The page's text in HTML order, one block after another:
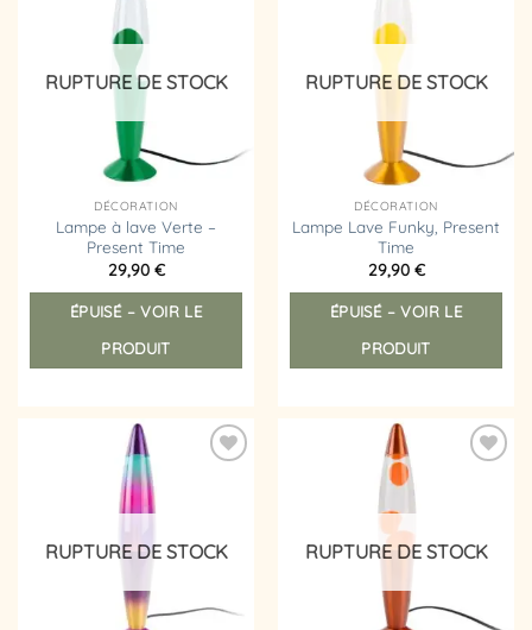
RUPTURE DE STOCK
DÉCORATION
Lampe à lave Verte –
Present Time
29,90 €
ÉPUISÉ – VOIR LE
PRODUIT
RUPTURE DE STOCK
DÉCORATION
Lampe Lave Funky, Present
Time
29,90 €
ÉPUISÉ – VOIR LE
PRODUIT
RUPTURE DE STOCK RUPTURE DE STOCK